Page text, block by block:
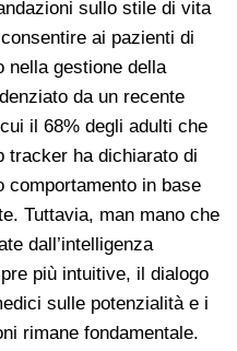
sullo stile di vita
ai pazienti di
nella gestione della
da un recente
il 68% degli adulti che
tracker ha dichiarato di
comportamento in base
Tuttavia, man mano che
dall’intelligenza
più intuitive, il dialogo
sulle potenzialità e i
rimane fondamentale.